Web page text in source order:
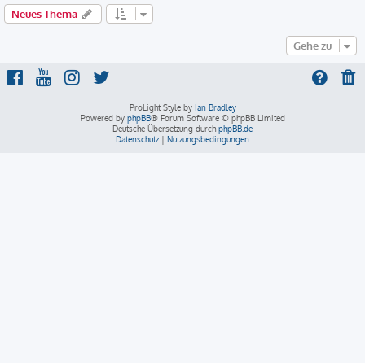
Neues Thema
Gehe zu
ProLight Style by Ian Bradley
Powered by phpBB® Forum Software © phpBB Limited
Deutsche Übersetzung durch phpBB.de
Datenschutz | Nutzungsbedingungen